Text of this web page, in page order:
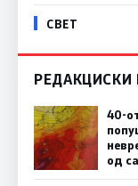
СВЕТ
РЕДАКЦИСКИ
40-
од